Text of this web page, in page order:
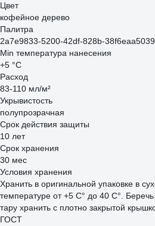
Цвет
кофейное дерево
Палитра
2a7e9833-5200-42df-828b-
Min температура нанесения
+5 °С
Расход
83-110 мл/м²
Укрывистость
полупрозрачная
Срок действия защиты
10 лет
Срок хранения
30 мес
Условия хранения
Хранить в оригинальной упаковке в
температуре от +5 С° до 40 С°.
тару хранить с плотно закрытой
ГОСТ